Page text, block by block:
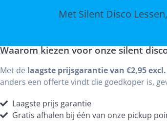
Met Silent Disco
Waarom kiezen voor onze silent
Met de laagste prijsgarantie van €2,95
anders een offerte vindt die goedkoper is,
Laagste prijs garantie
Gratis afhalen bij één van onze pickup